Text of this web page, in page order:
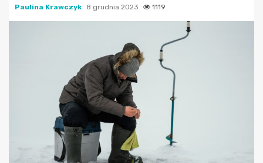
Paulina Krawczyk 8 grudnia 2023 1119